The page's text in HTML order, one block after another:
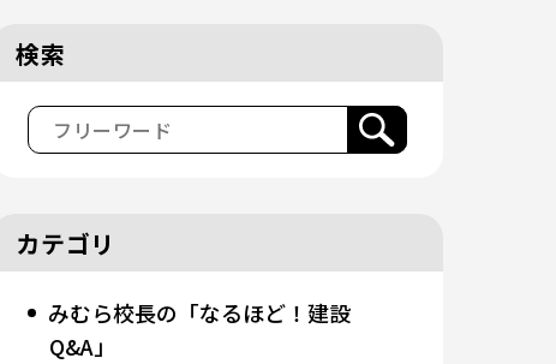
検索
カテゴリ
みむら校長の「なるほど！建設
Q&A」